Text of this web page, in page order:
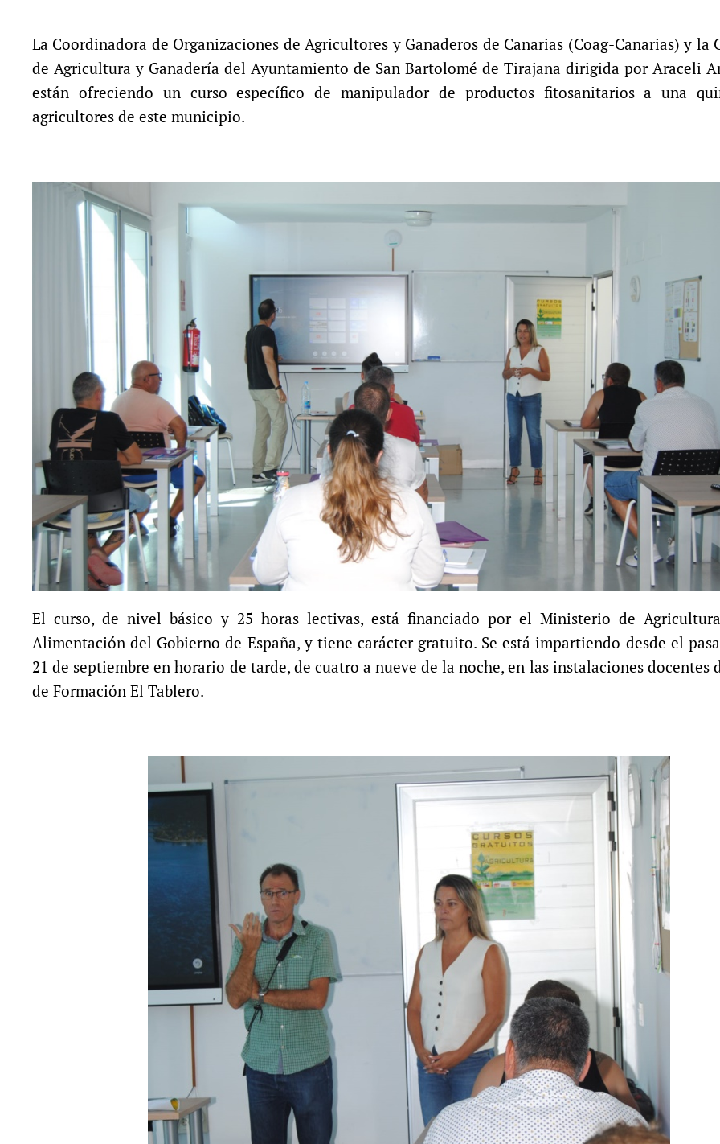
La Coordinadora de Organizaciones de Agricultores y Ganaderos de Canarias (Coag-Canarias) y la
de Agricultura y Ganadería del Ayuntamiento de San Bartolomé de Tirajana dirigida por Araceli
están ofreciendo un curso específico de manipulador de productos fitosanitarios a una
agricultores de este municipio.
El curso, de nivel básico y 25 horas lectivas, está financiado por el Ministerio de
Alimentación del Gobierno de España, y tiene carácter gratuito. Se está impartiendo desde el
21 de septiembre en horario de tarde, de cuatro a nueve de la noche, en las instalaciones docentes
de Formación El Tablero.